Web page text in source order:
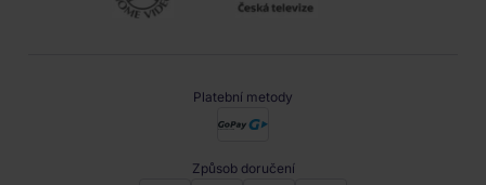
Platební metody
Způsob doručení